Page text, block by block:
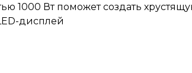
1000 Вт поможет создать
дисплей